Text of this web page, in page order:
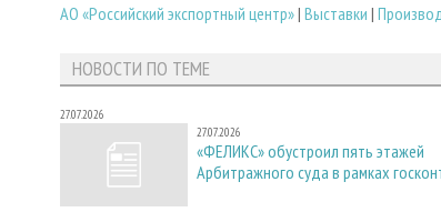
АО «Российский экспортный центр»| Выставки |
НОВОСТИ ПО ТЕМЕ
27.07.2026
27.07.2026
«ФЕЛИКС» обустроил пять этажей
Арбитражного суда в рамках